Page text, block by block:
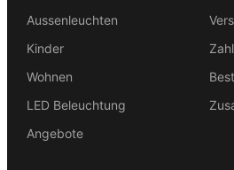
Aussenleuchten
Kinder
Wohnen
LED Beleuchtung
Angebote